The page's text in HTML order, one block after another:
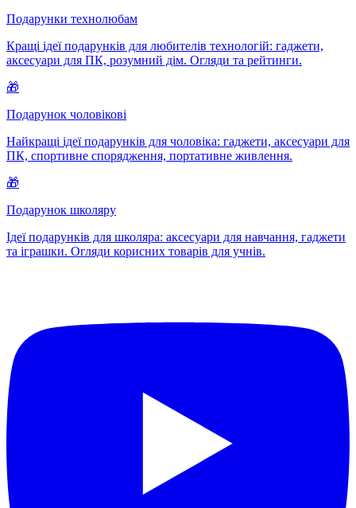
Подарунки технолюбам
Кращі ідеї подарунків для любителів технологій: гаджети,
аксесуари для ПК, розумний дім. Огляди та рейтинги.
🎁
Подарунок чоловікові
Найкращі ідеї подарунків для чоловіка: гаджети, аксесуари для
ПК, спортивне спорядження, портативне живлення.
🎁
Подарунок школяру
Ідеї подарунків для школяра: аксесуари для навчання, гаджети
та іграшки. Огляди корисних товарів для учнів.